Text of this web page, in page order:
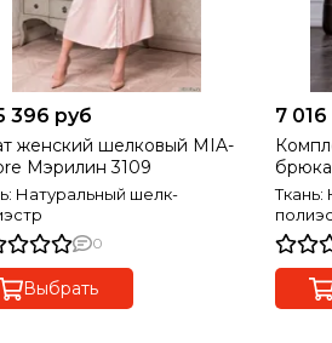
396 руб
женский шелковый MIA-
Мэрилин 3109
Натуральный шелк-
0
Выбрать
7
Ткань: